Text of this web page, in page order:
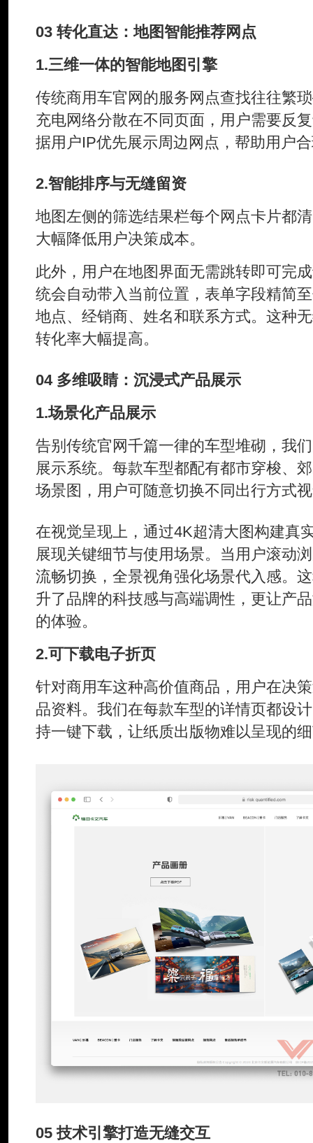
03 转化直达：地图智能推荐网点
1.三维一体的智能地图引擎
传统商用车官网的服务网点查找往往繁
充电网络分散在不同页面，用户需要反
据用户IP优先展示周边网点，帮助用户
2.智能排序与无缝留资
地图左侧的筛选结果栏每个网点卡片都
大幅降低用户决策成本。
此外，用户在地图界面无需跳转即可完
统会自动带入当前位置，表单字段精简
地点、经销商、姓名和联系方式。这种
转化率大幅提高。
04 多维吸睛：沉浸式产品展示
1.场景化产品展示
告别传统官网千篇一律的车型堆砌，我
展示系统。每款车型都配有都市穿梭、
场景图，用户可随意切换不同出行方式
在视觉呈现上，通过4K超清大图构建真
展现关键细节与使用场景。当用户滚动
流畅切换，全景视角强化场景代入感。
升了品牌的科技感与高端调性，更让产
的体验。
2.可下载电子折页
针对商用车这种高价值商品，用户在决
品资料。我们在每款车型的详情页都设
持一键下载，让纸质出版物难以呈现的
05 技术引擎打造无缝交互